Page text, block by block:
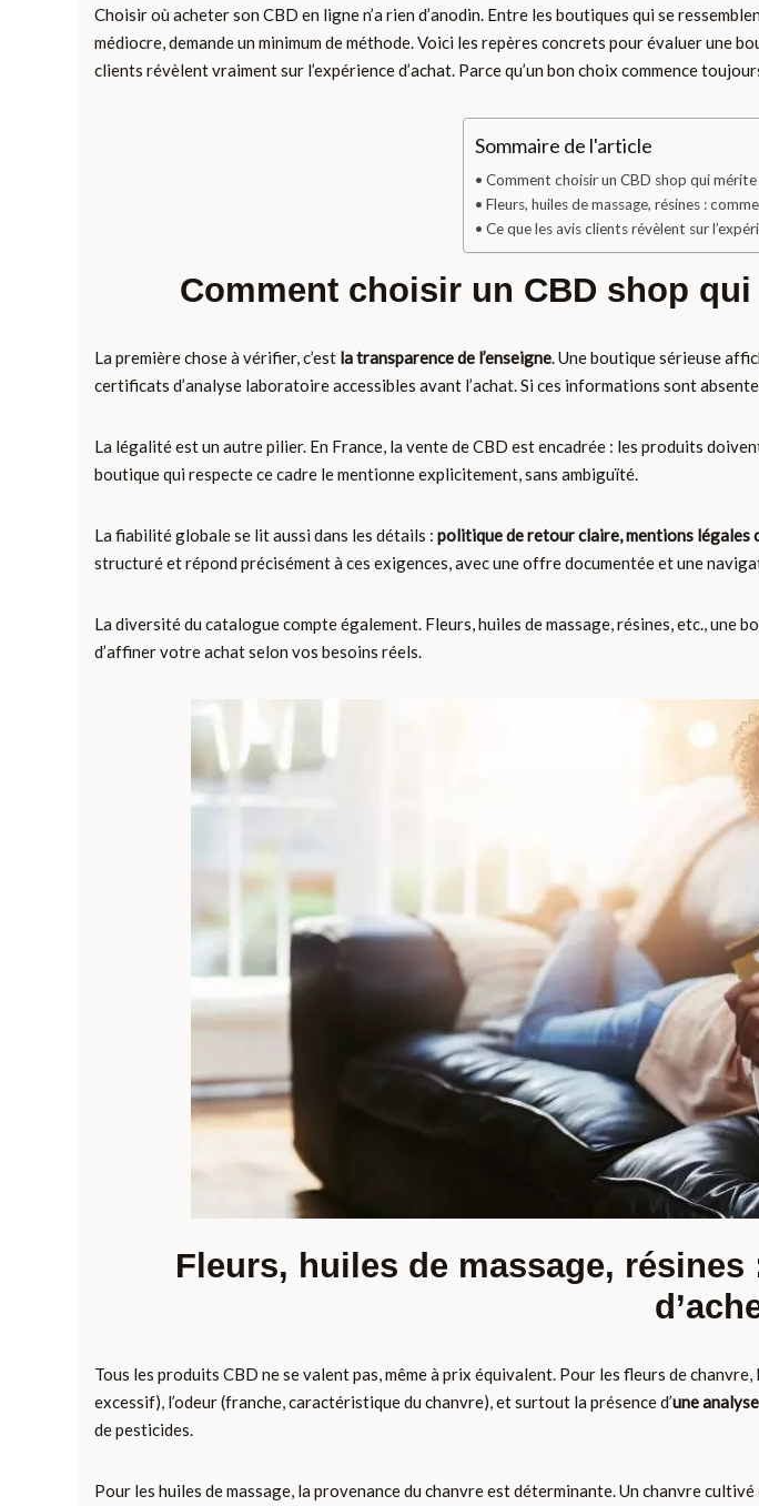
Choisir où acheter son CBD en ligne n’a rien d’anodin. Entre les boutiques qui se
médiocre, demande un minimum de méthode. Voici les repères concrets pour évaluer une
clients révèlent vraiment sur l’expérience d’achat. Parce qu’un bon choix commence
Sommaire de l'article
Comment choisir un CBD shop qui
Fleurs, huiles de massage, résines :
Ce que les avis clients révèlent sur
Comment choisir un CBD shop
La première chose à vérifier, c’est la transparence de l’enseigne. Une boutique sérieuse
certificats d’analyse laboratoire accessibles avant l’achat. Si ces informations sont
La légalité est un autre pilier. En France, la vente de CBD est encadrée : les produits
boutique qui respecte ce cadre le mentionne explicitement, sans ambiguïté.
La fiabilité globale se lit aussi dans les détails : politique de retour claire, mentions légales
structuré et répond précisément à ces exigences, avec une offre documentée et une
La diversité du catalogue compte également. Fleurs, huiles de massage, résines, etc., une
d’affiner votre achat selon vos besoins réels.
Fleurs, huiles de massage,
Tous les produits CBD ne se valent pas, même à prix équivalent. Pour les fleurs de
excessif), l’odeur (franche, caractéristique du chanvre), et surtout la présence d’une
de pesticides.
Pour les huiles de massage, la provenance du chanvre est déterminante. Un chanvre